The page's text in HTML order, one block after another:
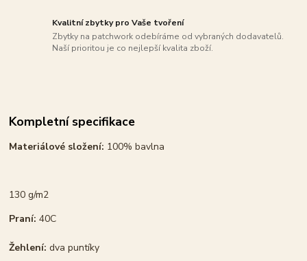
Kvalitní zbytky pro Vaše tvoření
Zbytky na patchwork odebíráme od vybraných dodavatelů.
Naší prioritou je co nejlepší kvalita zboží.
Kompletní specifikace
Materiálové složení: 100% bavlna
130 g/m2
Praní: 40C
Žehlení: dva puntíky